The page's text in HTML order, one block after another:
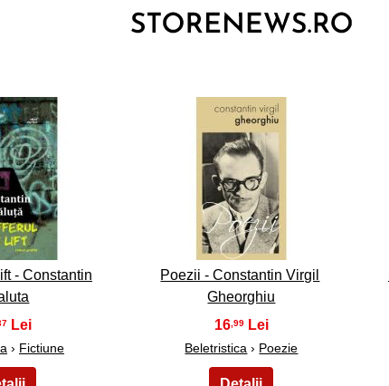
2
- Constantin
› Fictiune
Poezii - Constantin Virgil
Gheorghiu
16,99
Beletristica › Poezie